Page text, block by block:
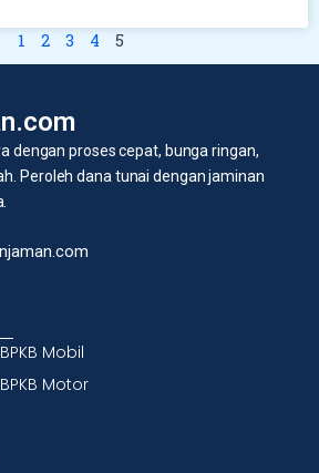
1 2 3 4 5
dengan proses cepat, bunga ringan,
Peroleh dana tunai dengan jaminan
Mobil
Motor